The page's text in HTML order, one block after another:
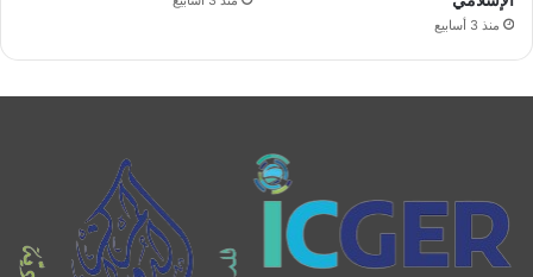
منذ 3 أسابيع